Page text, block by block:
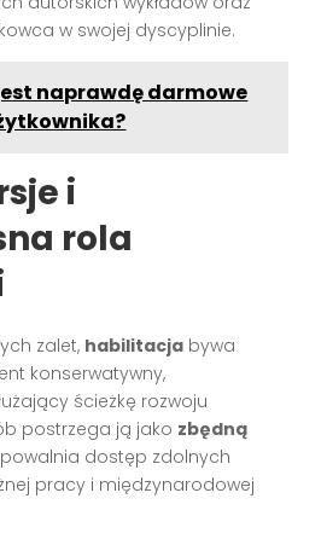
w swojej dyscyplinie.
naprawdę darmowe
i
rola
zalet, habilitacja bywa
konserwatywny,
ścieżkę rozwoju
postrzega ją jako zbędną
dostęp zdolnych
pracy i międzynarodowej